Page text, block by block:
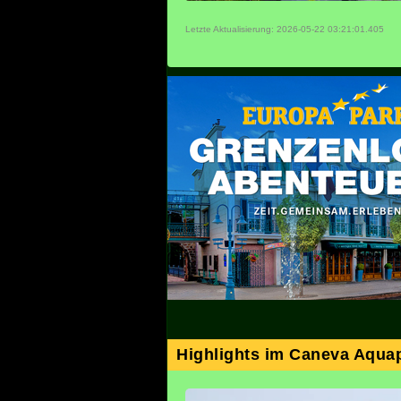
Letzte Aktualisierung: 2026-05-22 03:21:01.405
Highlights im Caneva